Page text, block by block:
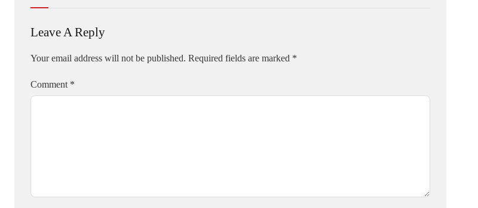
Leave A Reply
Your email address will not be published. Required fields are marked *
Comment *